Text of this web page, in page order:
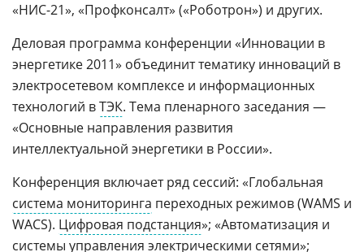
«НИС-21», «Профконсалт» («Роботрон») и других.
Деловая программа конференции «Инновации в
энергетике 2011» объединит тематику инноваций в
электросетевом комплексе и информационных
технологий вТЭК. Тема пленарного заседания —
«Основные направления развития
интеллектуальной энергетики в России».
Конференция включает ряд сессий: «Глобальная
система мониторинга переходных режимов (WAMS и
WACS). Цифровая подстанция»; «Автоматизация и
системы управления электрическими сетями»;